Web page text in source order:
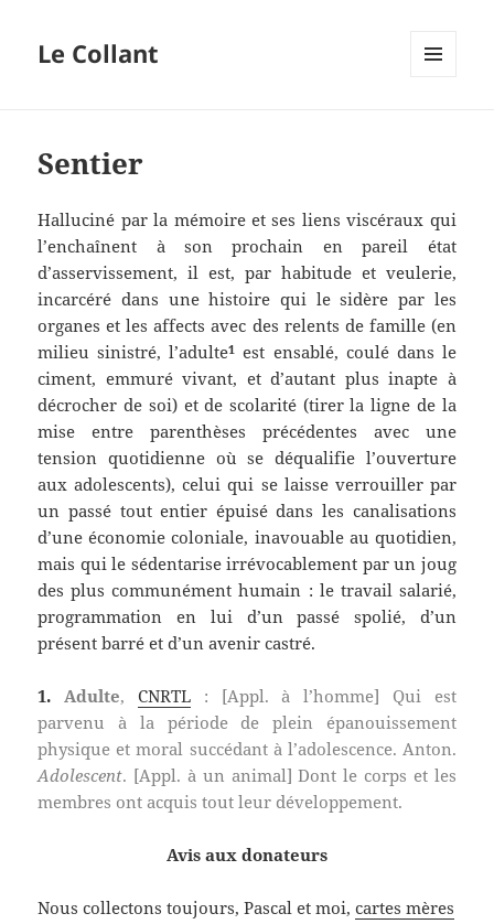
Le Collant
Sentier
Halluciné par la mémoire et ses liens viscéraux qui
l’enchaînent à son prochain en pareil état
d’asservissement, il est, par habitude et veulerie,
incarcéré dans une histoire qui le sidère par les
organes et les affects avec des relents de famille (en
milieu sinistré, l’adulte1 est ensablé, coulé dans le
ciment, emmuré vivant, et d’autant plus inapte à
décrocher de soi) et de scolarité (tirer la ligne de la
mise entre parenthèses précédentes avec une
tension quotidienne où se déqualifie l’ouverture
aux adolescents), celui qui se laisse verrouiller par
un passé tout entier épuisé dans les canalisations
d’une économie coloniale, inavouable au quotidien,
mais qui le sédentarise irrévocablement par un joug
des plus communément humain : le travail salarié,
programmation en lui d’un passé spolié, d’un
présent barré et d’un avenir castré.
1. Adulte, CNRTL: [Appl. à l’homme] Qui est
parvenu à la période de plein épanouissement
physique et moral succédant à l’adolescence. Anton.
Adolescent. [Appl. à un animal] Dont le corps et les
membres ont acquis tout leur développement.
Avis aux donateurs
Nous collectons toujours, Pascal et moi,cartes mères